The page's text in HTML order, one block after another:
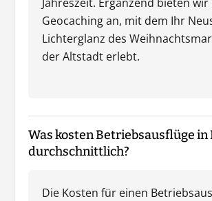
Geocaching an, mit dem Ihr
Lichterglanz des
der Altstadt erlebt.
Was kosten Betriebsausflüge in
durchschnittlich?
Die Kosten für einen